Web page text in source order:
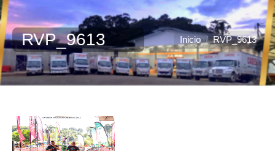
RVP_9613 Estás aquí:Inicio RVP_9613